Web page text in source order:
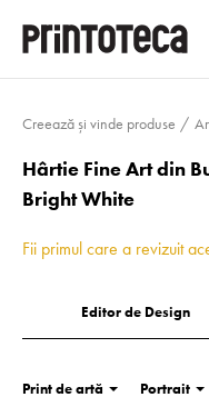
Creează și vinde produse
Hârtie Fine Art din
Bright White
Fii primul care a revizuit
Editor de Design
Print de artă Portrait